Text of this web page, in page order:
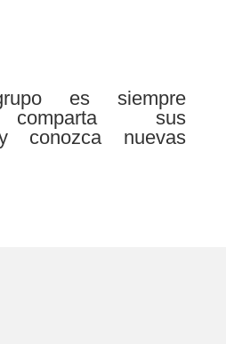
es siempre
comparta sus
conozca nuevas